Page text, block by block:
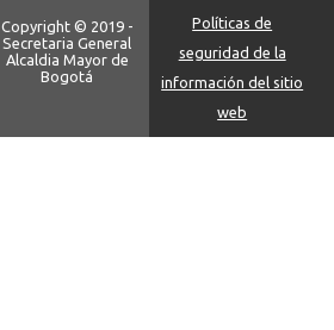
Copyright © 2019 -
Secretaria General
Alcaldia Mayor de
Bogotá
Políticas de
seguridad de la
información del sitio
web